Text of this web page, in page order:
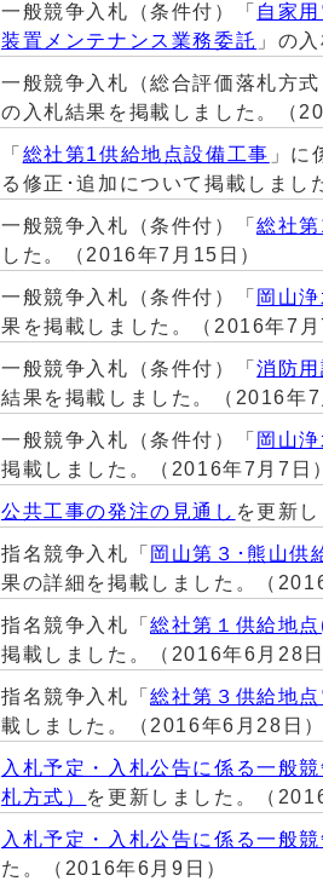
一般競争入札（条件付）「 自家
装置メンテナンス業務委託 」の
一般競争入札（総合評価落札方
の入札結果を掲載しました。（
「 総社第1供給地点設備工事 」に
る修正･追加について掲載しまし
一般競争入札（条件付）「総社
した。（2016年7月15日）
一般競争入札（条件付）「 岡山
果を掲載しました。（2016年7月
一般競争入札（条件付）「消防
結果を掲載しました。（2016年7
一般競争入札（条件付）「 岡山
掲載しました。（2016年7月7日）
公共工事の発注の見通し を更新
指名競争入札「 岡山第３･熊山供
果の詳細を掲載しました。（
指名競争入札「総社第１供給地
掲載しました。（2016年6月28日
指名競争入札「総社第３供給地
載しました。（2016年6月28日）
入札予定・入札公告に係る一般
札方式） を更新しました。（
入札予定・入札公告に係る一般
た。（2016年6月9日）